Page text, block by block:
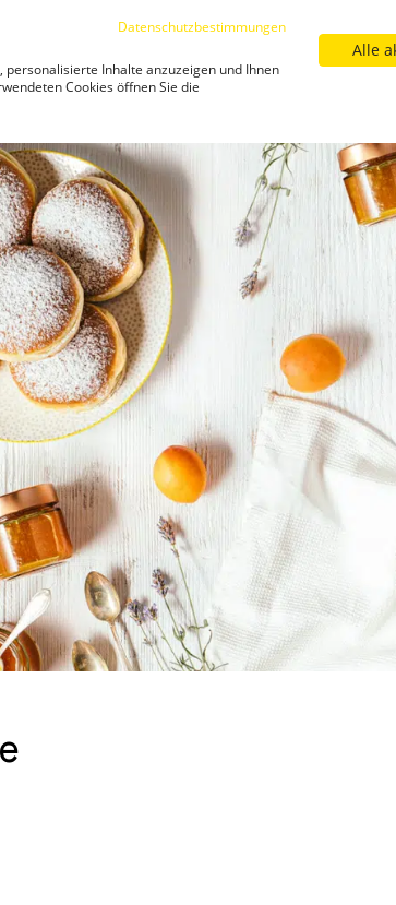
Filialfinder Neuigkeiten
Marillenmarmelade Rezept:
Datenschutzbestimmungen
Inhalte anzuzeigen und Ihnen
Cookies öffnen Sie die
Alle